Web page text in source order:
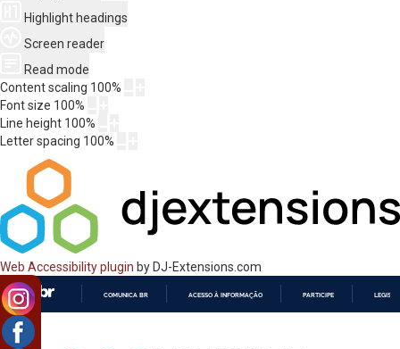
Highlight headings
Screen reader
Read mode
Content scaling 100%
Font size 100%
Line height 100%
Letter spacing 100%
Web Accessibility plugin by DJ-Extensions.com
COMUNICA BR ACESSO À INFORMAÇÃO PARTICIPE